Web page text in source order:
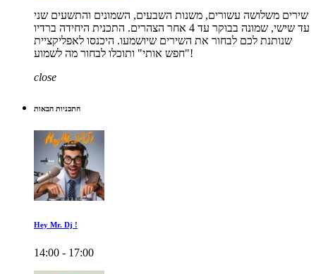
שירים משלושה עשורים, משנות השבעים, השמונים והתשעים שני
עד שישי, שמונה בבוקר עד 4 אחר הצהרים. התכנית היחידה ברדיו
שנותנת לכם לבחור את השירים שיושמעו. היכנסו לאפליקציית
"חפש אותי" ותוכלו לבחור מה לשמוע!
close
התכניות הבאות
Hey Mr. Dj !
14:00 - 17:00